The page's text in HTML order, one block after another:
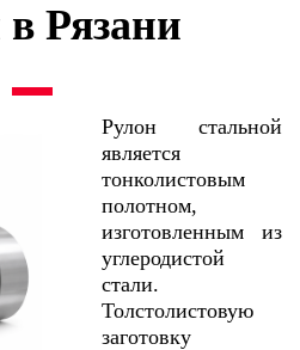
Рязани
Рулон стальной
является
тонколистовым
полотном,
изготовленным из
углеродистой
стали.
Толстолистовую
заготовку